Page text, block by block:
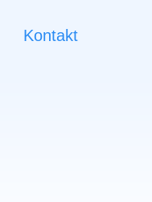
Kontakt